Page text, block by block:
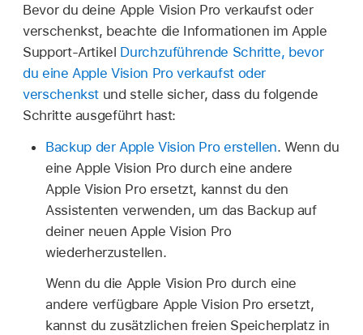
Bevor du deine Apple Vision Pro verkaufst oder
verschenkst, beachte die Informationen im Apple
Support-Artikel Durchzuführende Schritte, bevor
du eine Apple Vision Pro verkaufst oder
verschenkst und stelle sicher, dass du folgende
Schritte ausgeführt hast:
Backup der Apple Vision Pro erstellen. Wenn du
eine Apple Vision Pro durch eine andere
Apple Vision Pro ersetzt, kannst du den
Assistenten verwenden, um das Backup auf
deiner neuen Apple Vision Pro
wiederherzustellen.
Wenn du die Apple Vision Pro durch eine
andere verfügbare Apple Vision Pro ersetzt,
kannst du zusätzlichen freien Speicherplatz in